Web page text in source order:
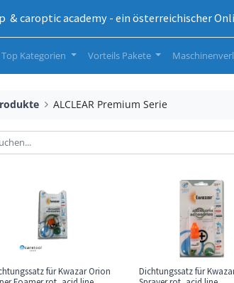
& caroptic academy - ein österreichischer
Top Kategorien Vorteils Pakete
ALCLEAR Premium Serie
für Kwazar Orion
Dichtungssatz für